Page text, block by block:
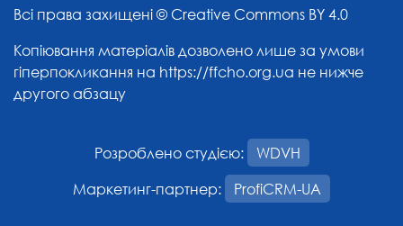
Всі права захищені © Creative Commons BY 4.0
Копіювання матеріалів дозволено лише за умови
гіперпокликання на https://ffcho.org.ua не нижче
другого абзацу
Розроблено студією:
WDVH
Маркетинг-партнер:
ProfiCRM-UA